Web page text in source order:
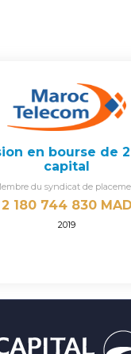
en bourse de
capital
du syndicat de
2 180 744 830 MAD
2019